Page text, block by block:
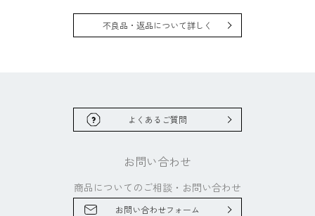
不良品・返品について詳しく
よくあるご質問
お問い合わせ
商品についてのご相談・ お問い合わせ
お問い合わせフォーム